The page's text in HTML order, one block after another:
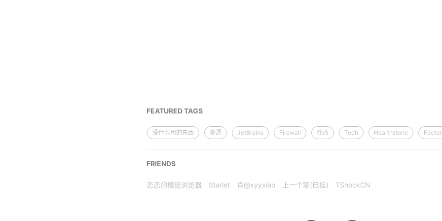
FEATURED TAGS
没什么用的东西 撕逼 JetBrains Firewall 修改 Tech Hearthstone
FRIENDS
恋恋的模组浏览器 Starlet 肖@xyyxiao 上一个家(已挂) TShockCN